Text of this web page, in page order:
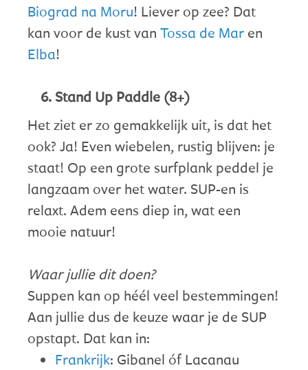
Biograd na Moru! Liever op zee? Dat
kan voor de kust van Tossa de Mar en
Elba!
Stand Up Paddle (8+)
Het ziet er zo gemakkelijk uit, is dat het
ook? Ja! Even wiebelen, rustig blijven: je
staat! Op een grote surfplank peddel je
langzaam over het water. SUP-en is
relaxt. Adem eens diep in, wat een
mooie natuur!
Waar jullie dit doen?
Suppen kan op héél veel bestemmingen!
Aan jullie dus de keuze waar je de SUP
opstapt. Dat kan in:
Frankrijk: Gibanel óf Lacanau